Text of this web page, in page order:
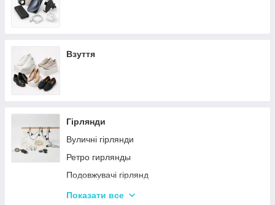
Взуття
Гірлянди
Вуличні гірлянди
Ретро гирлянды
Подовжувачі гірлянд
Хатні гірлянди
Показати все